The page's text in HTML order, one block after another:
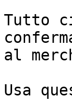
Tutto
al
Usa